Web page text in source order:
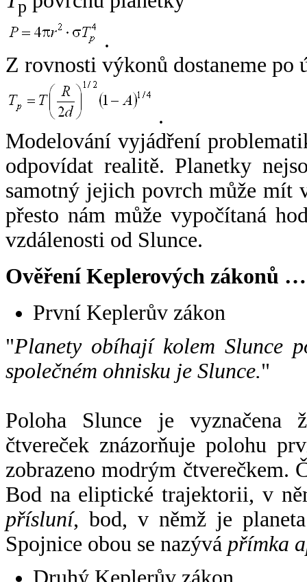
p
.
Z rovnosti výkonů dostaneme po
.
Modelování vyjádření
odpovídat realitě. Planetky
samotný jejich povrch může mít
přesto nám může vypočítaná
vzdálenosti od Slunce.
Ověření Keplerových zákonů …
První Keplerův zákon
"Planety obíhají kolem Slunce
společném ohnisku je Slunce."
Poloha Slunce je vyznačena
čtvereček znázorňuje polohu
zobrazeno modrým čtverečkem.
Bod na eliptické trajektorii, v
přísluní, bod, v němž je
Spojnice obou se nazývá přímka